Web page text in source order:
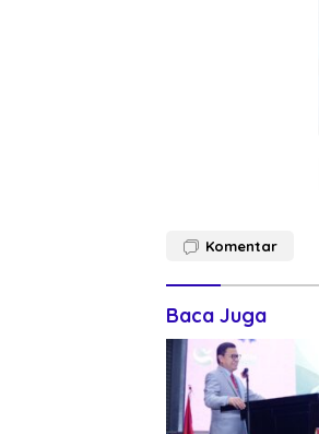
Komentar
Baca Juga